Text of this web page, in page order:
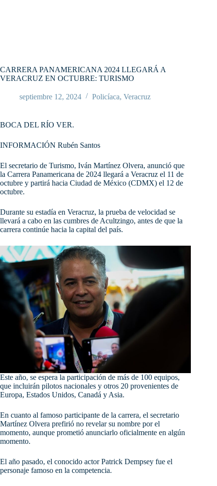
CARRERA PANAMERICANA 2024 LLEGARÁ A
VERACRUZ EN OCTUBRE: TURISMO
septiembre 12, 2024 Policíaca, Veracruz
BOCA DEL RÍO VER.
INFORMACIÓN Rubén Santos
El secretario de Turismo, Iván Martínez Olvera, anunció que
la Carrera Panamericana de 2024 llegará a Veracruz el 11 de
octubre y partirá hacia Ciudad de México (CDMX) el 12 de
octubre.
Durante su estadía en Veracruz, la prueba de velocidad se
llevará a cabo en las cumbres de Acultzingo, antes de que la
carrera continúe hacia la capital del país.
Este año, se espera la participación de más de 100 equipos,
que incluirán pilotos nacionales y otros 20 provenientes de
Europa, Estados Unidos, Canadá y Asia.
En cuanto al famoso participante de la carrera, el secretario
Martínez Olvera prefirió no revelar su nombre por el
momento, aunque prometió anunciarlo oficialmente en algún
momento.
El año pasado, el conocido actor Patrick Dempsey fue el
personaje famoso en la competencia.